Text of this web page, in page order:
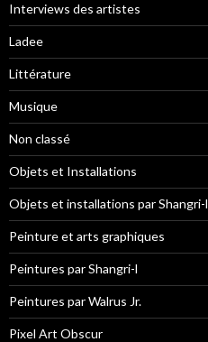
Interviews des artistes
Ladee
Littérature
Musique
Non classé
Objets et Installations
Objets et installations par Shangri-l
Peinture et arts graphiques
Peintures par Shangri-l
Peintures par Walrus Jr.
Pixel Art Obscur